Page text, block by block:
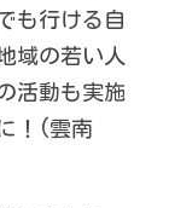
も行ける自
域の若い人
活動も実施
！(雲南